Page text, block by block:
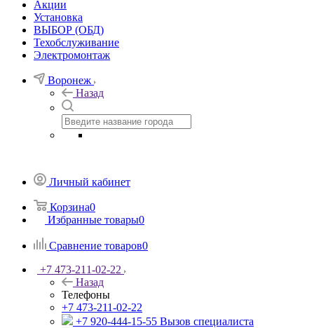
Акции
Установка
ВЫБОР (ОБД)
Техобслуживание
Электромонтаж
Воронеж
Назад
Личный кабинет
Корзина0
Избранные товары0
Сравнение товаров0
+7 473-211-02-22
Назад
Телефоны
+7 473-211-02-22
+7 920-444-15-55 Вызов специалиста